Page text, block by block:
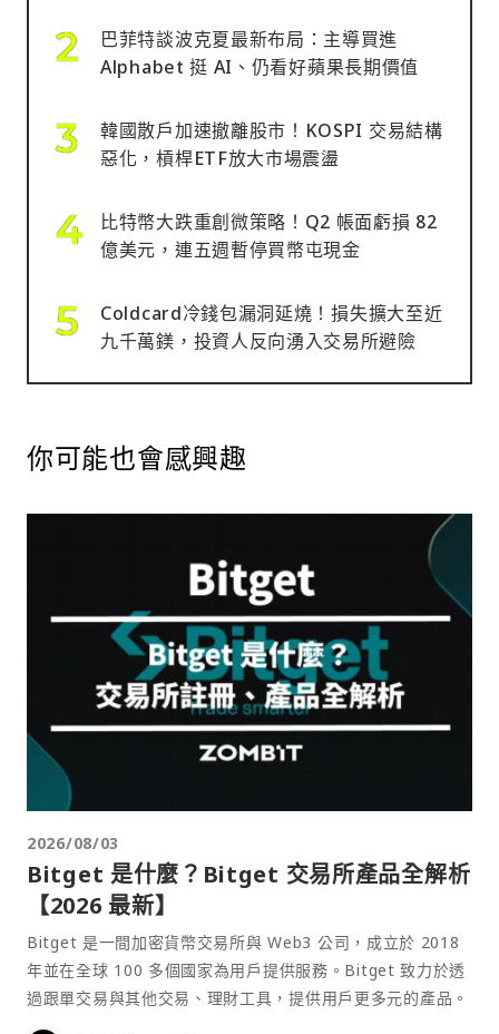
巴菲特談波克夏最新布局：主導買進
Alphabet 挺 AI、仍看好蘋果長期價值
韓國散戶加速撤離股市！KOSPI 交易結構
惡化，槓桿ETF放大市場震盪
比特幣大跌重創微策略！Q2 帳面虧損 82
億美元，連五週暫停買幣屯現金
Coldcard冷錢包漏洞延燒！損失擴大至近
九千萬鎂，投資人反向湧入交易所避險
你可能也會感興趣
2026/08/03
Bitget 是什麼？Bitget 交易所產品全解析
【2026 最新】
Bitget 是一間加密貨幣交易所與 Web3 公司，成立於 2018
年並在全球 100 多個國家為用戶提供服務。Bitget 致力於透
過跟單交易與其他交易、理財工具，提供用戶更多元的產品。